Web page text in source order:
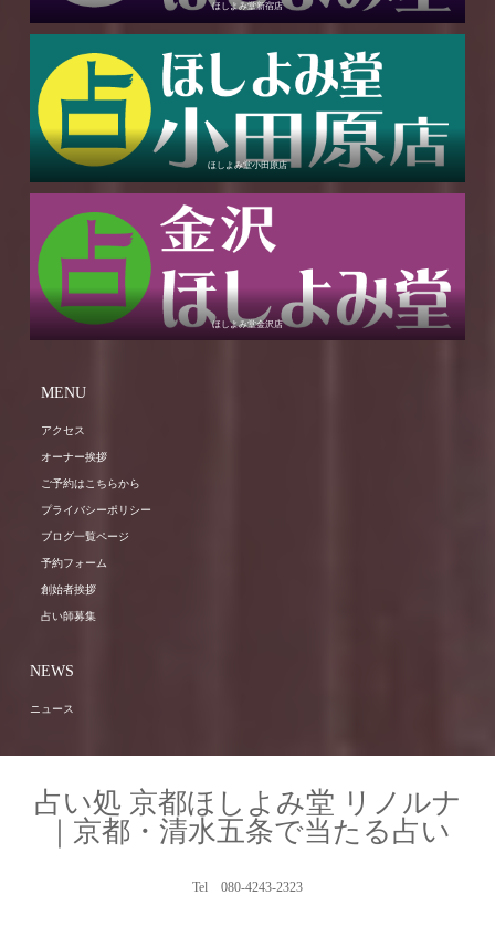
ほしよみ堂新宿店
ほしよみ堂小田原店
ほしよみ堂金沢店
MENU
アクセス
オーナー挨拶
ご予約はこちらから
プライバシーポリシー
ブログ一覧ページ
予約フォーム
創始者挨拶
占い師募集
NEWS
ニュース
占い処 京都ほしよみ堂 リノルナ
｜京都・清水五条で当たる占い
Tel 080-4243-2323